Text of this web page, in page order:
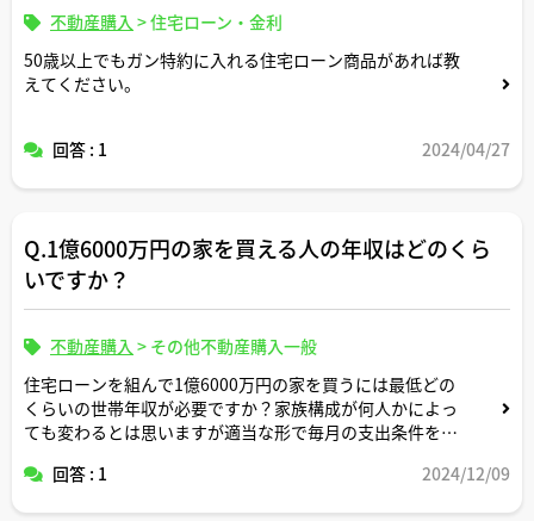
不動産購入 >住宅ローン・金利
50歳以上でもガン特約に入れる住宅ローン商品があれば教
えてください。
回答 : 1 2024/04/27
Q.1億6000万円の家を買える人の年収はどのくら
いですか？
不動産購入 > その他不動産購入一般
住宅ローンを組んで1億6000万円の家を買うには最低どの
くらいの世帯年収が必要ですか？家族構成が何人かによっ
ても変わるとは思いますが適当な形で毎月の支出条件を設
しください。
回答 : 1 2024/12/09